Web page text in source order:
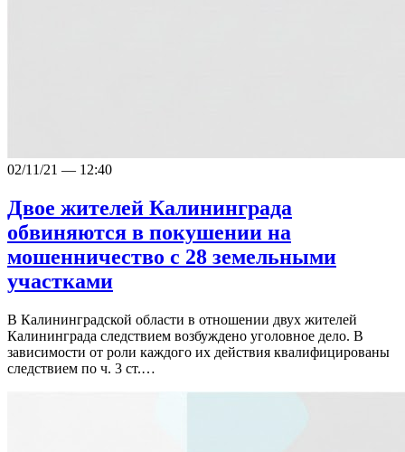
02/11/21 — 12:40
Двое жителей Калининграда
обвиняются в покушении на
мошенничество с 28 земельными
участками
В Калининградской области в отношении двух жителей
Калининграда следствием возбуждено уголовное дело. В
зависимости от роли каждого их действия квалифицированы
следствием по ч. 3 ст.…